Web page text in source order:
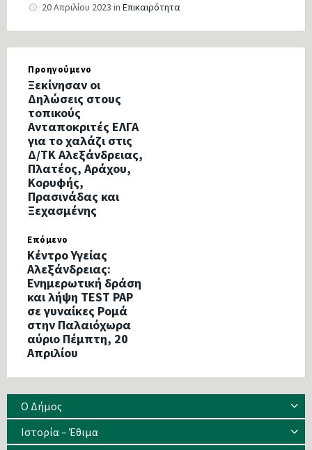
20 Απριλίου 2023 in Επικαιρότητα
Προηγούμενο
Ξεκίνησαν οι
Δηλώσεις στους
τοπικούς
Ανταποκριτές ΕΛΓΑ
για το χαλάζι στις
Δ/ΤΚ Αλεξάνδρειας,
Πλατέος, Αράχου,
Κορυφής,
Πρασινάδας και
Ξεχασμένης
Επόμενο
Κέντρο Υγείας
Αλεξάνδρειας:
Ενημερωτική δράση
και λήψη TEST PAP
σε γυναίκες Ρομά
στην Παλαιόχωρα
αύριο Πέμπτη, 20
Απριλίου
Ο Δήμος
Ιστορία – Έθιμα